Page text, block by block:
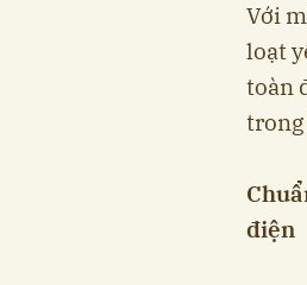
Với
loạt
toàn
trong
điện